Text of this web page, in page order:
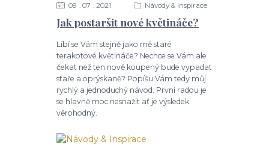
Jak postaršit nové květináče?
09 07 2021 Návody & Inspirace
Líbí se Vám stejně jako mě staré
terakotové květináče? Nechce se Vám ale
čekat než ten nově koupený bude vypadat
staře a oprýskaně? Popíšu Vám tedy můj
rychlý a jednoduchý návod. První radou je
se hlavně moc nesnažit ať je výsledek
věrohodný.